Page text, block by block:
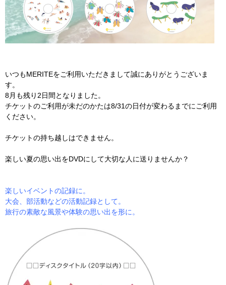
いつもMERITEをご利用いただきまして誠にありがとうございま
す。
8月も残り2日間となりました。
チケットのご利用が未だのかたは8/31の日付が変わるまでにご利用
ください。
チケットの持ち越しはできません。
楽しい夏の思い出をDVDにして大切な人に送りませんか？
楽しいイベントの記録に。
大会、部活動などの活動記録として。
旅行の素敵な風景や体験の思い出を形に。